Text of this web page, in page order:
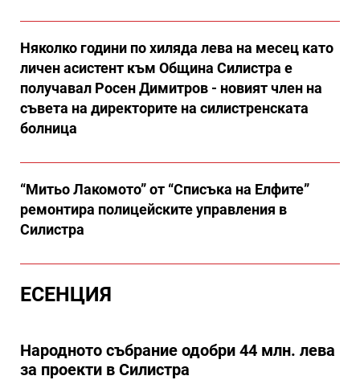
Няколко години по хиляда лева на месец като
личен асистент към Община Силистра е
получавал Росен Димитров - новият член на
съвета на директорите на силистренската
болница
“Митьо Лакомото” от “Списъка на Елфите”
ремонтира полицейските управления в
Силистра
ЕСЕНЦИЯ
Народното събрание одобри 44 млн. лева
за проекти в Силистра